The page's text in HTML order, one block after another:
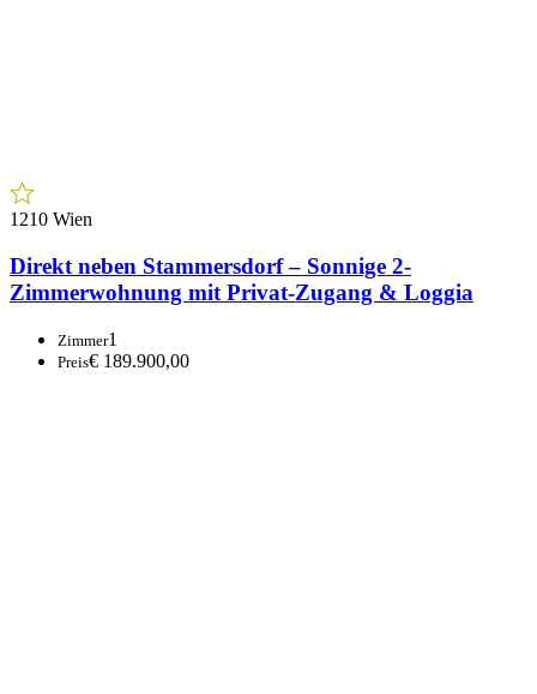
1210 Wien
Direkt neben Stammersdorf – Sonnige 2-
Zimmerwohnung mit Privat-Zugang & Loggia
Zimmer1
Preis€ 189.900,00